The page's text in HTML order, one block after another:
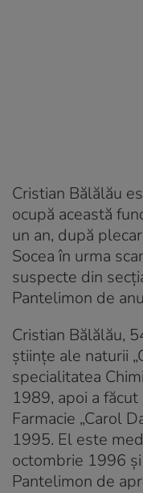
Cristian Bălălău
ocupă această
un an, după
Socea în urma
suspecte din
Pantelimon de
Cristian Bălălău,
ştiinţe ale naturii
specialitatea
1989, apoi a
Farmacie „Carol
1995. El este
octombrie 1996
Pantelimon de